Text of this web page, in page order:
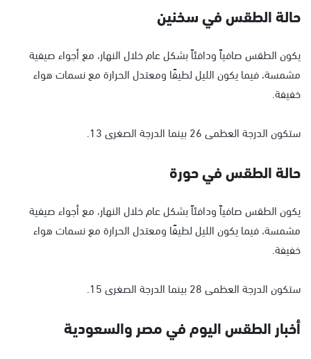
حالة الطقس في سخنين
يكون الطقس صافياً ودافئاً بشكل عام خلال النهار، مع أجواء صيفية
مشمسة، فيما يكون الليل لطيفًا ومعتدل الحرارة مع نسمات هواء
خفيفة.
ستكون الدرجة العظمى 26 بينما الدرجة الصغرى 13.
حالة الطقس في حورة
يكون الطقس صافياً ودافئاً بشكل عام خلال النهار، مع أجواء صيفية
مشمسة، فيما يكون الليل لطيفًا ومعتدل الحرارة مع نسمات هواء
خفيفة.
ستكون الدرجة العظمى 28 بينما الدرجة الصغرى 15.
أخبار الطقس اليوم في مصر والسعودية